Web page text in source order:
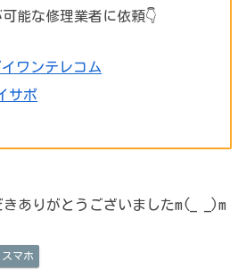
能な修理業者に依頼👇
ワンテレコム
サポ
ありがとうございましたm(_ _)m
スマホ